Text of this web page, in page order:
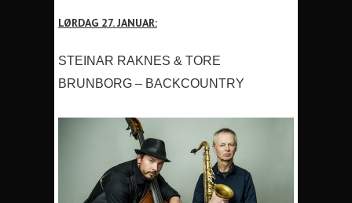
LØRDAG 27. JANUAR:
STEINAR RAKNES & TORE
BRUNBORG – BACKCOUNTRY